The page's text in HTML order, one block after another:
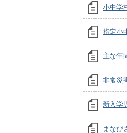
小中学
指定小
主な年
非常災
新入学
まなび